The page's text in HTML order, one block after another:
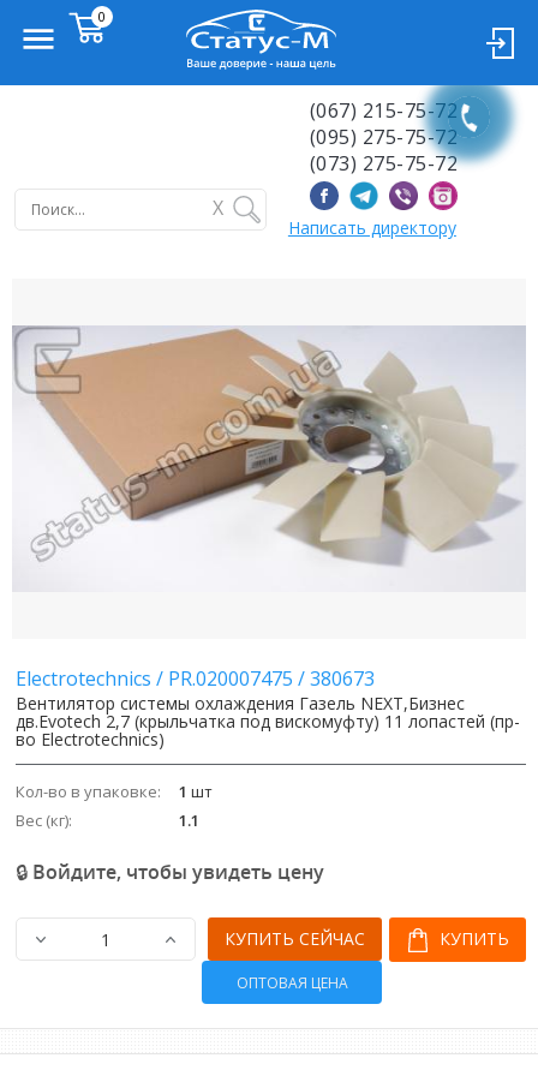
X
(067) 215-75-72
(095) 275-75-72
(073) 275-75-72
Написать директору
Previous
Image
Next
Image
Electrotechnics / PR.020007475 /380673
Вентилятор системы охлаждения Газель NEXT,Бизнес
дв.Evotech 2,7 (крыльчатка под вискомуфту) 11 лопастей (пр-
во Electrotechnics)
Кол-во в упаковке: 1 шт
Вес (кг):
1.1
🔒 Войдите, чтобы увидеть цену
КУПИТЬ
КУПИТЬ СЕЙЧАС
ОПТОВАЯ ЦЕНА